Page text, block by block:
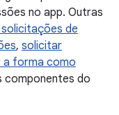
no app. Outras
solicitações de
, solicitar
a forma como
componentes do